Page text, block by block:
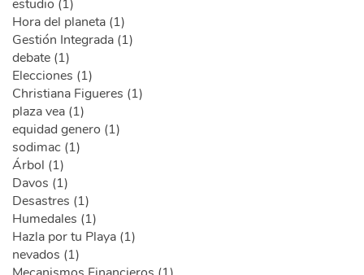
estudio (1)
Hora del planeta (1)
Gestión Integrada (1)
debate (1)
Elecciones (1)
Christiana Figueres (1)
plaza vea (1)
equidad genero (1)
sodimac (1)
Árbol (1)
Davos (1)
Desastres (1)
Humedales (1)
Hazla por tu Playa (1)
nevados (1)